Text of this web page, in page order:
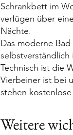
Schrankbett im
verfügen über
Nächte.
Das moderne
Technisch ist die
Vierbeiner ist bei
stehen
Weitere